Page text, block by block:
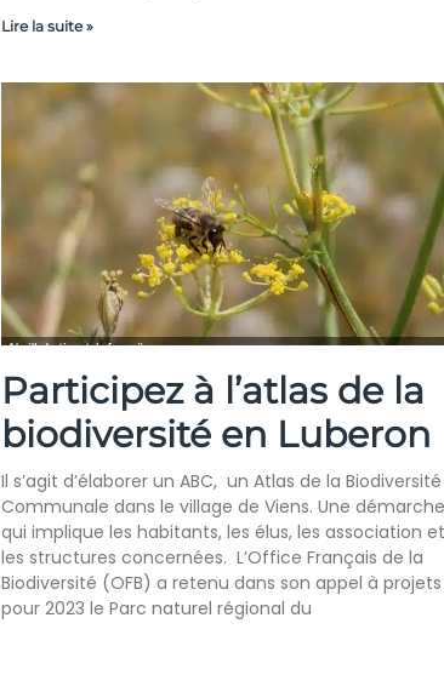
Lire la suite »
Participez à l’atlas de la
biodiversité en Luberon
Il s’agit d’élaborer un ABC, un Atlas de la Biodiversité
Communale dans le village de Viens. Une démarche
qui implique les habitants, les élus, les association et
les structures concernées. L’Office Français de la
Biodiversité (OFB) a retenu dans son appel à projets
pour 2023 le Parc naturel régional du